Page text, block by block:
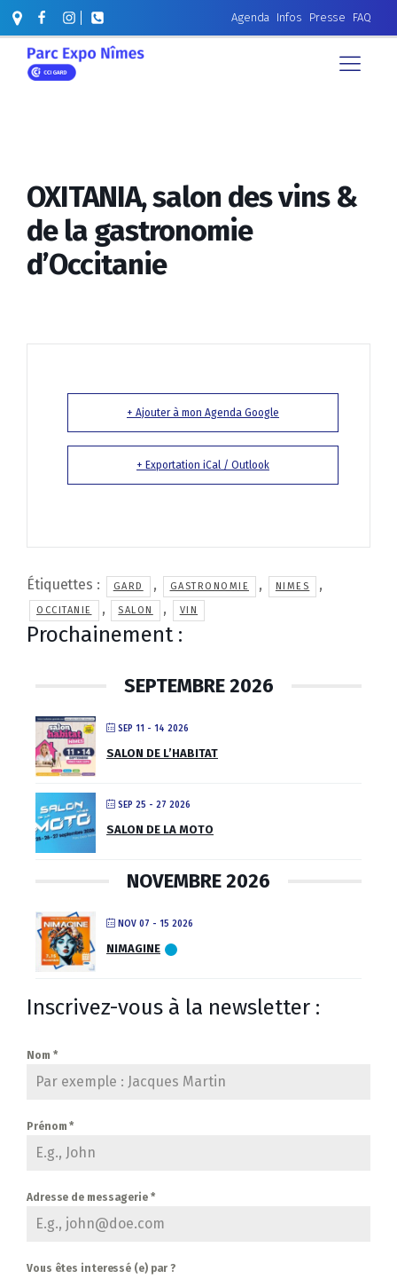
Agenda Infos Presse FAQ
OXITANIA, salon des vins &
de la gastronomie
d’Occitanie
+ Ajouter à mon Agenda Google
+ Exportation iCal / Outlook
Étiquettes : GARD , GASTRONOMIE , NIMES ,
OCCITANIE , SALON , VIN
Prochainement :
SEPTEMBRE 2026
SEP 11 - 14 2026
SALON DE L’HABITAT
SEP 25 - 27 2026
SALON DE LA MOTO
NOVEMBRE 2026
NOV 07 - 15 2026
NIMAGINE
Inscrivez-vous à la newsletter :
Nom *
Prénom*
Adresse de messagerie *
Vous êtes interessé (e) par ?